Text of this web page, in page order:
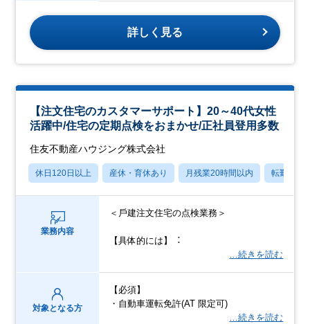
詳しく見る
【注文住宅のカスタマーサポート】20～40代女性
活躍中/住宅の定期点検をおまかせ/正社員登用多数
住友不動産ハウジング株式会社
休日120日以上 産休・育休あり 月残業20時間以内 転勤なし
業務内容
＜⼾建注⽂住宅の点検業務＞
【具体的には】︓
…続きを読む
対象となる方
【必須】
・自動車運転免許(AT 限定可)
…続きを読む